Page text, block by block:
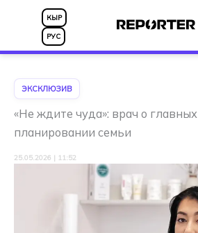
Перейти
содержимому
КЫР
РУС
ЭКСКЛЮЗИВ
«Не ждите чуда»: врач о
планировании семьи
25.05.2026 | 11:52